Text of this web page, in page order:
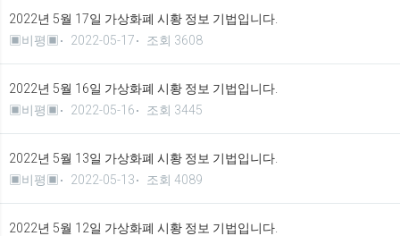
2022년 5월 17일 가상화폐 시황 정보 기법입니다.
▣비평▣
2022-05-17 조회 3608
2022년 5월 16일 가상화폐 시황 정보 기법입니다.
▣비평▣
2022-05-16 조회 3445
2022년 5월 13일 가상화폐 시황 정보 기법입니다.
▣비평▣
2022-05-13 조회 4089
2022년 5월 12일 가상화폐 시황 정보 기법입니다.